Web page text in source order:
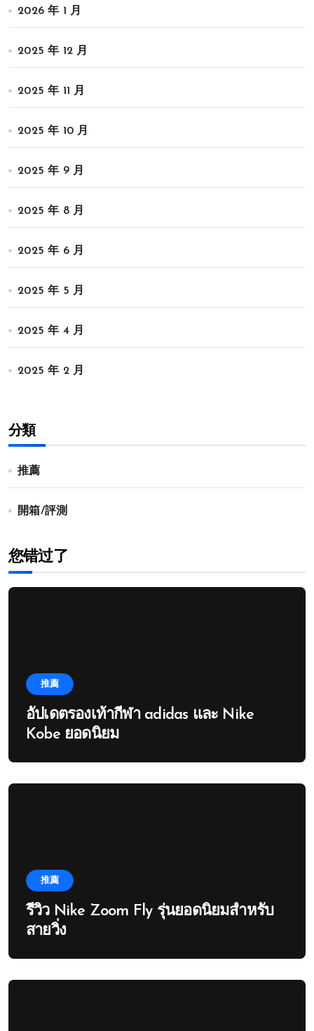
2026 年 1 月
2025 年 12 月
2025 年 11 月
2025 年 10 月
2025 年 9 月
2025 年 8 月
2025 年 6 月
2025 年 5 月
2025 年 4 月
2025 年 2 月
分類
推薦
開箱/評測
您错过了
推薦
อัปเดตรองเท้ากีฬา adidas และ Nike
Kobe ยอดนิยม
推薦
รีวิว Nike Zoom Fly รุ่นยอดนิยมสำหรับ
สายวิ่ง